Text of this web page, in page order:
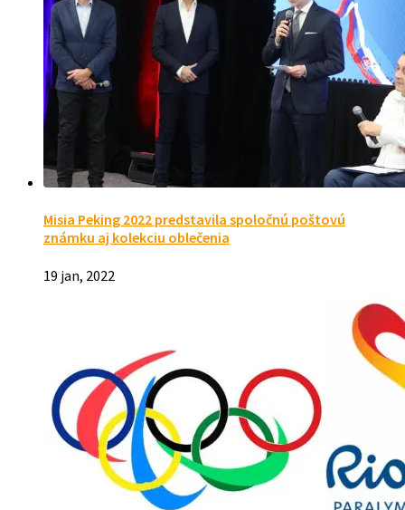
Misia Peking 2022 predstavila spoločnú poštovú
známku aj kolekciu oblečenia
19 jan, 2022